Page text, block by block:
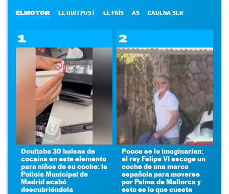
ELMOTOR EL HUFFPOST EL PAÍS AS CADENA SER
1
Ocultaba 30 bolsas de
cocaína en este elemento
para niños de su coche: la
Policía Municipal de
Madrid acabó
descubriéndola
2
Pocos se lo imaginarían:
el rey Felipe VI escoge un
coche de una marca
española para moverse
por Palma de Mallorca y
esto es lo que cuesta